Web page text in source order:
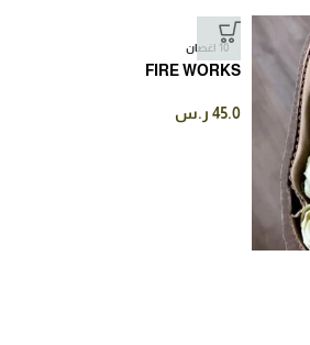
10 اغصان
FIRE WORKS
45.0 ر.س